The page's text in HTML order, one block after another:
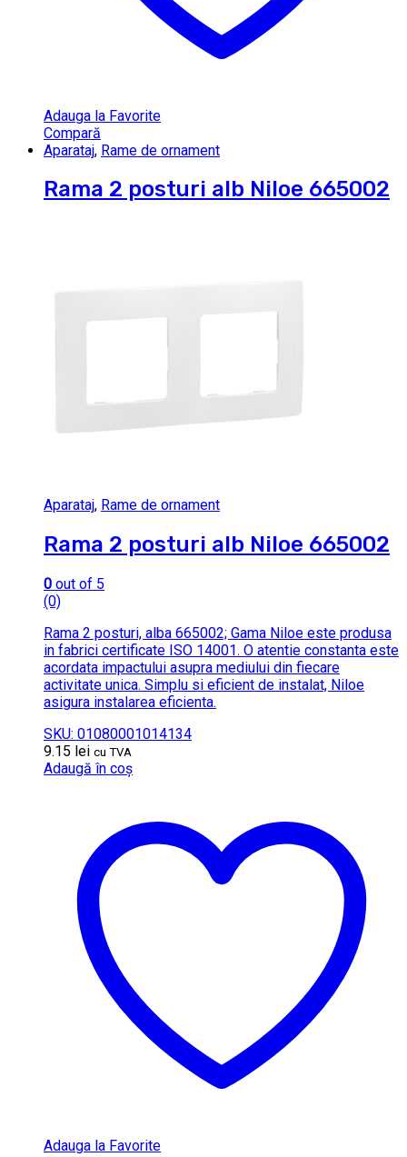
Adauga la Favorite
Compară
Aparataj, Rame de ornament
Rama 2 posturi alb Niloe 665002
Aparataj, Rame de ornament
Rama 2 posturi alb Niloe 665002
0 out of 5
(0)
Rama 2 posturi, alba 665002; Gama Niloe este produsa
in fabrici certificate ISO 14001. O atentie constanta este
acordata impactului asupra mediului din fiecare
activitate unica. Simplu si eficient de instalat, Niloe
asigura instalarea eficienta.
SKU: 01080001014134
9.15 lei cu TVA
Adaugă în coș
Adauga la Favorite